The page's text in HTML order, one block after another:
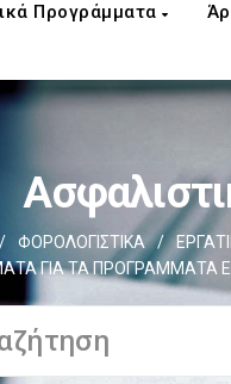
Προγράμματα
/ ΦΟΡΟΛΟΓΙΣΤΙΚΑ /
ΓΙΑ ΤΑ ΠΡΟΓΡΑΜΜΑΤΑ